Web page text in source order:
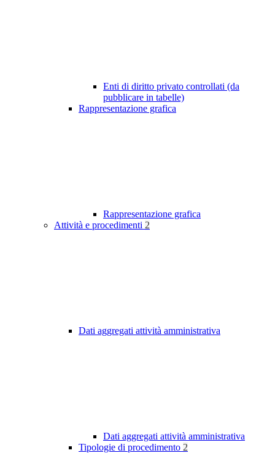
Enti di diritto privato controllati (da
pubblicare in tabelle)
Rappresentazione grafica
Rappresentazione grafica
Attività e procedimenti 2
Dati aggregati attività amministrativa
Dati aggregati attività amministrativa
Tipologie di procedimento 2